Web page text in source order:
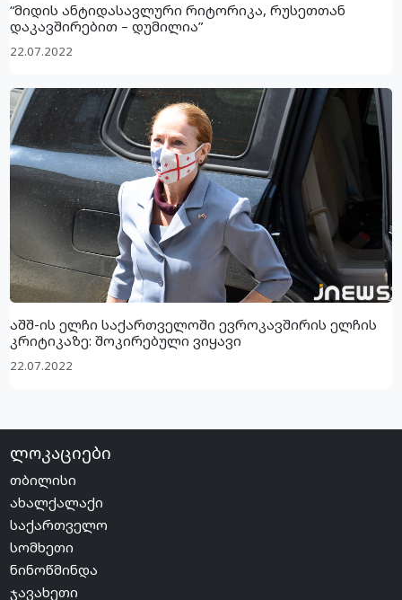
“მიდის ანტიდასავლური რიტორიკა, რუსეთთან
დაკავშირებით – დუმილია”
22.07.2022
აშშ-ის ელჩი საქართველოში ევროკავშირის ელჩის
კრიტიკაზე: შოკირებული ვიყავი
22.07.2022
ლოკაციები
თბილისი
ახალქალაქი
საქართველო
სომხეთი
ნინოწმინდა
ჯავახეთი